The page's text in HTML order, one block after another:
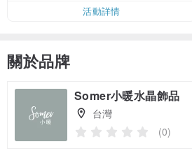
活動詳情
關於品牌
Somer小暖水晶飾品
台灣
(0)